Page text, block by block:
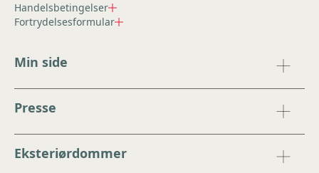
Handelsbetingelser
Fortrydelsesformular
Min side
Presse
Eksteriørdommer